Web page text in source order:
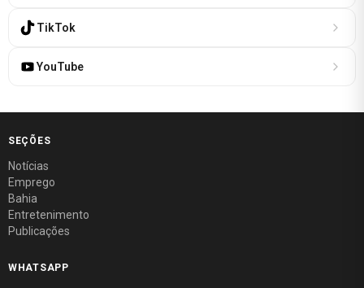
TikTok
YouTube
SEÇÕES
Notícias
Emprego
Bahia
Entretenimento
Publicações
WHATSAPP